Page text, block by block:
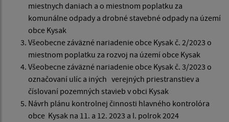
miestnych daniach a o miestnom poplatku za
komunálne odpady a drobné stavebné odpady na území
obce Kysak
Všeobecne záväzné nariadenie obce Kysak č. 2/2023 o
miestnom poplatku za rozvoj na území obce Kysak
Všeobecne záväzné nariadenie obce Kysak č. 3/2023 o
označovaní ulíc a iných verejných priestranstiev a
číslovaní pozemných stavieb v obci Kysak
Návrh plánu kontrolnej činnosti hlavného kontrolóra
obce Kysak na 11. a 12. 2023 a I. polrok 2024